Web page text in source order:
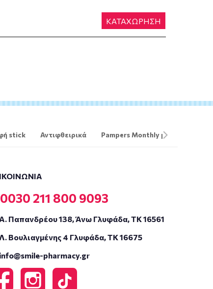
ΚΑΤΑΧΩΡΗΣΗ
stick Αντιφθειρικά Pampers Monthly pack
0030 211 800 9093
Παπανδρέου 138, Άνω Γλυφάδα, ΤΚ 16561
Βουλιαγμένης 4 Γλυφάδα, ΤΚ 16675
info@smile-pharmacy.gr